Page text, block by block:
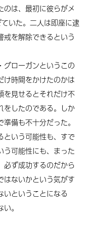
のは、最初に彼らがメ
いた。二人は即座に逮
を解除できるという
ローガンというこの
け時間をかけたのかは
を見せるとそれだけ不
をしたのである。しか
備も不十分だった。
という可能性も、すで
可能性にも、 まった
必ず成功するのだから
はないかという気がす
いということになる
。